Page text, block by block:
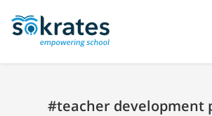
#teacher development